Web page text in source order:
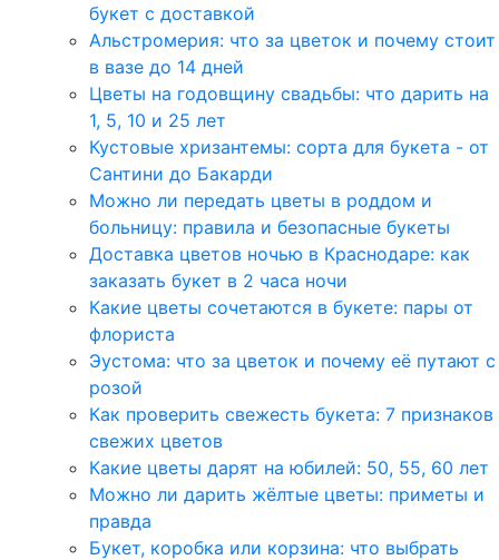
букет с доставкой
Альстромерия: что за цветок и почему стоит
в вазе до 14 дней
Цветы на годовщину свадьбы: что дарить на
1, 5, 10 и 25 лет
Кустовые хризантемы: сорта для букета - от
Сантини до Бакарди
Можно ли передать цветы в роддом и
больницу: правила и безопасные букеты
Доставка цветов ночью в Краснодаре: как
заказать букет в 2 часа ночи
Какие цветы сочетаются в букете: пары от
флориста
Эустома: что за цветок и почему её путают с
розой
Как проверить свежесть букета: 7 признаков
свежих цветов
Какие цветы дарят на юбилей: 50, 55, 60 лет
Можно ли дарить жёлтые цветы: приметы и
правда
Букет, коробка или корзина: что выбрать